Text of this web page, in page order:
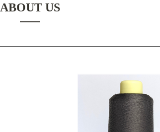
ABOUT US